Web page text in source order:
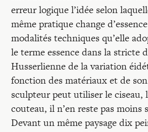
erreur logique l’idée selon
même pratique change
modalités techniques qu’elle
le terme essence dans la stricte
Husserlienne de la variation
fonction des matériaux et de
sculpteur peut utiliser le ciseau,
couteau, il n’en reste pas moins
Devant un même paysage dix